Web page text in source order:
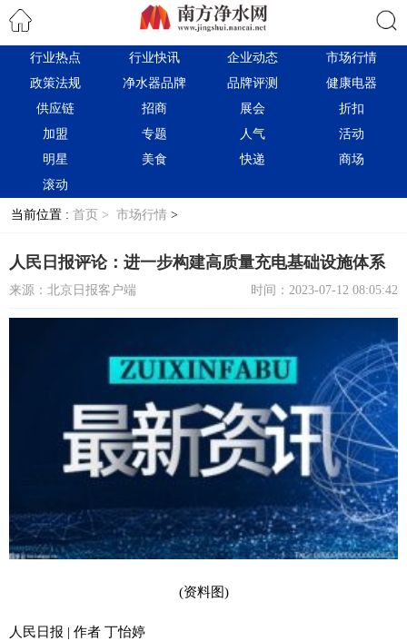
行业热点 行业快讯 企业动态
市场行情
政策法规
净水器品牌 品牌评测
健康电器
供应链
招商 展会
折扣
加盟
专题 人气
活动
明星
美食 快递
商场
滚动
当前位置 : 首页 > 市场行情 >
人民日报评论：进一步构建高质量充电基础设施体系
来源：北京日报客户端 时间：2023-07-12 08:05:42
(资料图)
人民日报 | 作者 丁怡婷